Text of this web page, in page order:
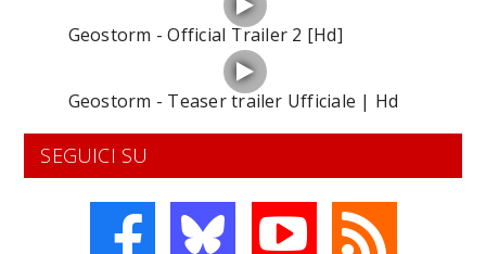
Geostorm - Official Trailer 2 [Hd]
Geostorm - Teaser trailer Ufficiale | Hd
SEGUICI SU